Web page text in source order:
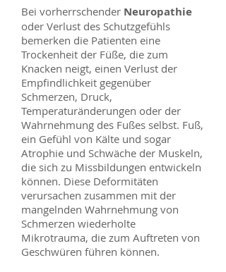
Bei vorherrschender Neuropathie
oder Verlust des Schutzgefühls
bemerken die Patienten eine
Trockenheit der Füße, die zum
Knacken neigt, einen Verlust der
Empfindlichkeit gegenüber
Schmerzen, Druck,
Temperaturänderungen oder der
Wahrnehmung des Fußes selbst. Fuß,
ein Gefühl von Kälte und sogar
Atrophie und Schwäche der Muskeln,
die sich zu Missbildungen entwickeln
können. Diese Deformitäten
verursachen zusammen mit der
mangelnden Wahrnehmung von
Schmerzen wiederholte
Mikrotrauma, die zum Auftreten von
Geschwüren führen können.